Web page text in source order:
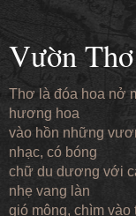
Vườn
Thơ là đóa hoa nở
hương hoa
vào hồn những
nhạc, có bóng
chữ du dương với
nhẹ vang làn
gió mộng, chìm